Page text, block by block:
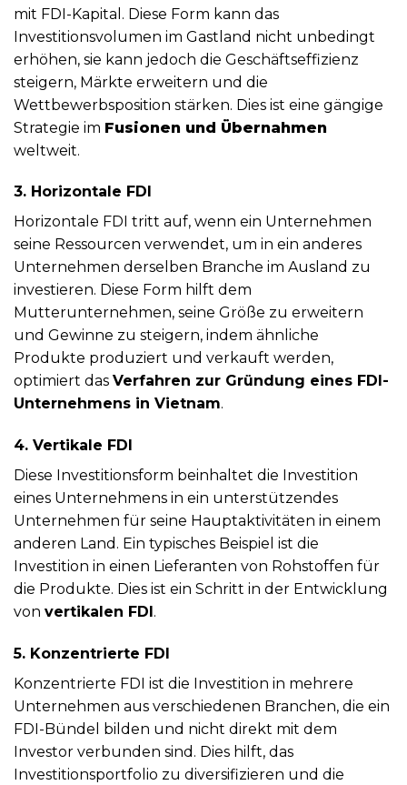
mit FDI-Kapital. Diese Form kann das
Investitionsvolumen im Gastland nicht unbedingt
erhöhen, sie kann jedoch die Geschäftseffizienz
steigern, Märkte erweitern und die
Wettbewerbsposition stärken. Dies ist eine gängige
Strategie im Fusionen und Übernahmen
weltweit.
3. Horizontale FDI
Horizontale FDI tritt auf, wenn ein Unternehmen
seine Ressourcen verwendet, um in ein anderes
Unternehmen derselben Branche im Ausland zu
investieren. Diese Form hilft dem
Mutterunternehmen, seine Größe zu erweitern
und Gewinne zu steigern, indem ähnliche
Produkte produziert und verkauft werden,
optimiert das Verfahren zur Gründung eines FDI-
Unternehmens in Vietnam.
4. Vertikale FDI
Diese Investitionsform beinhaltet die Investition
eines Unternehmens in ein unterstützendes
Unternehmen für seine Hauptaktivitäten in einem
anderen Land. Ein typisches Beispiel ist die
Investition in einen Lieferanten von Rohstoffen für
die Produkte. Dies ist ein Schritt in der Entwicklung
von vertikalen FDI .
5. Konzentrierte FDI
Konzentrierte FDI ist die Investition in mehrere
Unternehmen aus verschiedenen Branchen, die ein
FDI-Bündel bilden und nicht direkt mit dem
Investor verbunden sind. Dies hilft, das
Investitionsportfolio zu diversifizieren und die